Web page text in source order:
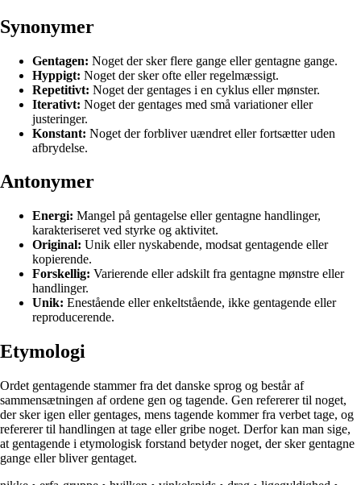
Synonymer
Gentagen: Noget der sker flere gange eller gentagne gange.
Hyppigt: Noget der sker ofte eller regelmæssigt.
Repetitivt: Noget der gentages i en cyklus eller mønster.
Iterativt: Noget der gentages med små variationer eller
justeringer.
Konstant: Noget der forbliver uændret eller fortsætter uden
afbrydelse.
Antonymer
Energi: Mangel på gentagelse eller gentagne handlinger,
karakteriseret ved styrke og aktivitet.
Original: Unik eller nyskabende, modsat gentagende eller
kopierende.
Forskellig: Varierende eller adskilt fra gentagne mønstre eller
handlinger.
Unik: Enestående eller enkeltstående, ikke gentagende eller
reproducerende.
Etymologi
Ordet gentagende stammer fra det danske sprog og består af
sammensætningen af ordene gen og tagende. Gen refererer til noget,
der sker igen eller gentages, mens tagende kommer fra verbet tage, og
refererer til handlingen at tage eller gribe noget. Derfor kan man sige,
at gentagende i etymologisk forstand betyder noget, der sker gentagne
gange eller bliver gentaget.